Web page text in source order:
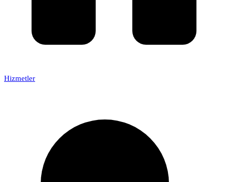
Hizmetler